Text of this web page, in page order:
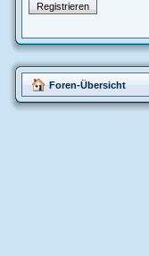
Registrieren
Foren-Übersicht